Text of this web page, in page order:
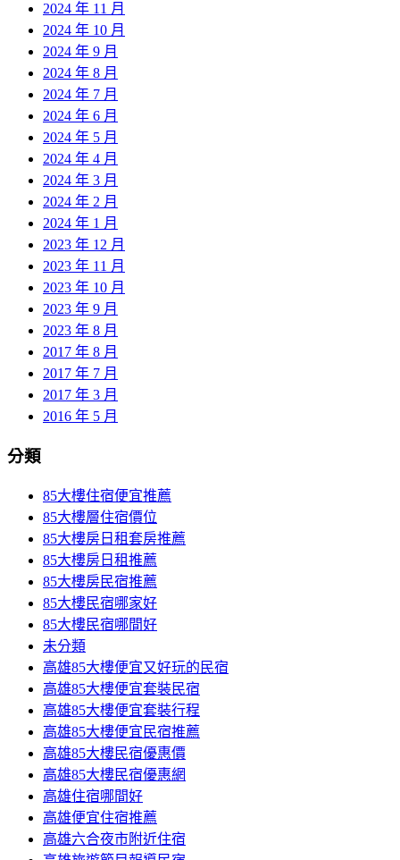
2024 年 11 月
2024 年 10 月
2024 年 9 月
2024 年 8 月
2024 年 7 月
2024 年 6 月
2024 年 5 月
2024 年 4 月
2024 年 3 月
2024 年 2 月
2024 年 1 月
2023 年 12 月
2023 年 11 月
2023 年 10 月
2023 年 9 月
2023 年 8 月
2017 年 8 月
2017 年 7 月
2017 年 3 月
2016 年 5 月
分類
85大樓住宿便宜推薦
85大樓層住宿價位
85大樓房日租套房推薦
85大樓房日租推薦
85大樓房民宿推薦
85大樓民宿哪家好
85大樓民宿哪間好
未分類
高雄85大樓便宜又好玩的民宿
高雄85大樓便宜套裝民宿
高雄85大樓便宜套裝行程
高雄85大樓便宜民宿推薦
高雄85大樓民宿優惠價
高雄85大樓民宿優惠網
高雄住宿哪間好
高雄便宜住宿推薦
高雄六合夜市附近住宿